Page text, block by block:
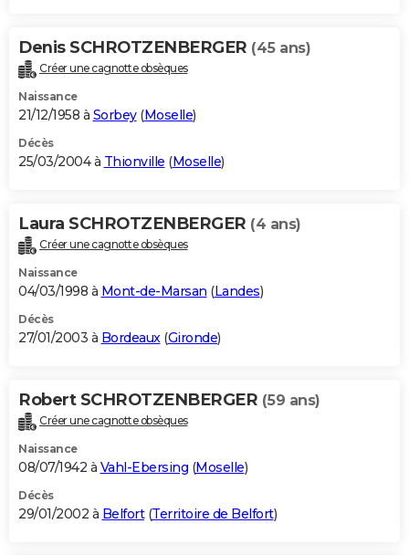
Denis SCHROTZENBERGER (45 ans)
Créer une cagnotte obsèques
Naissance
21/12/1958 à Sorbey(Moselle)
Décès
25/03/2004 à Thionville (Moselle)
Laura SCHROTZENBERGER (4 ans)
Créer une cagnotte obsèques
Naissance
04/03/1998 à Mont-de-Marsan (Landes)
Décès
27/01/2003 à Bordeaux(Gironde)
Robert SCHROTZENBERGER (59 ans)
Créer une cagnotte obsèques
Naissance
08/07/1942 à Vahl-Ebersing (Moselle)
Décès
29/01/2002 à Belfort(Territoire de Belfort)